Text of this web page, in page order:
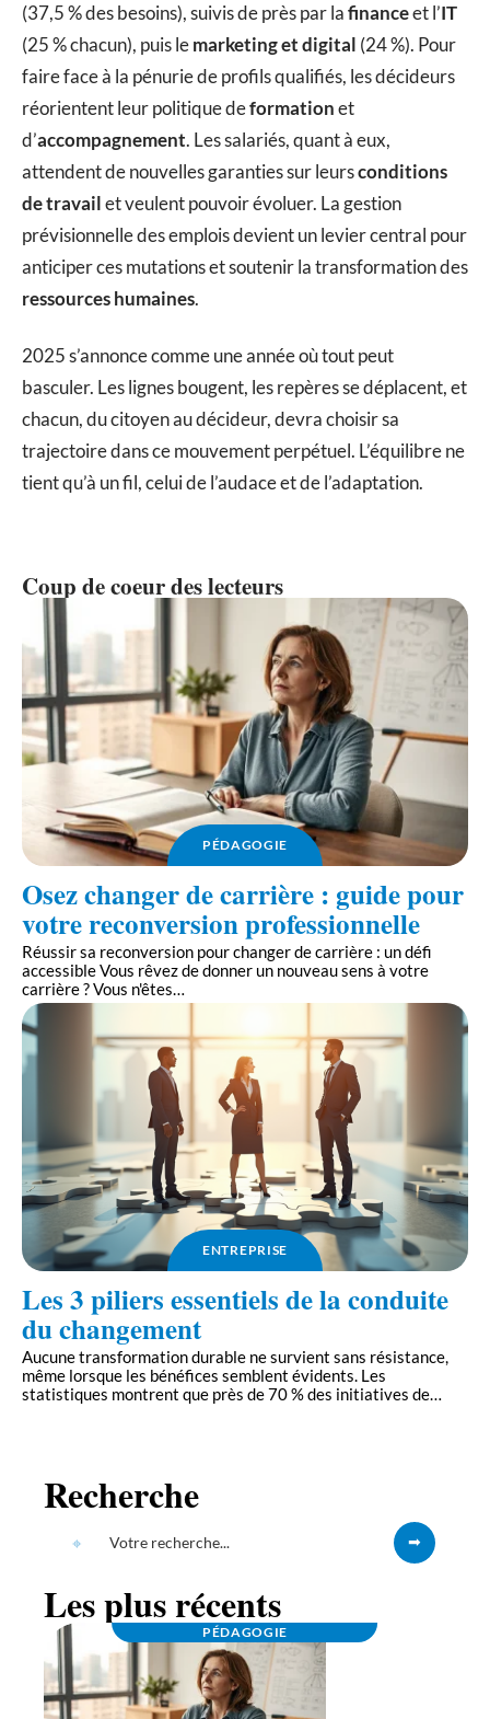
(37,5 % des besoins), suivis de près par lafinanceet l’IT
(25 % chacun), puis lemarketing et digital (24 %). Pour
faire face à la pénurie de profils qualifiés, les décideurs
réorientent leur politique deformationet
d’accompagnement. Les salariés, quant à eux,
attendent de nouvelles garanties sur leursconditions
de travailet veulent pouvoir évoluer. La gestion
prévisionnelle des emplois devient un levier central pour
anticiper ces mutations et soutenir la transformation des
ressources humaines.
2025 s’annonce comme une année où tout peut
basculer. Les lignes bougent, les repères se déplacent, et
chacun, du citoyen au décideur, devra choisir sa
trajectoire dans ce mouvement perpétuel. L’équilibre ne
tient qu’à un fil, celui de l’audace et de l’adaptation.
Coup de coeur des lecteurs
PÉDAGOGIE
Osez changer de carrière : guide pour
votre reconversion professionnelle
Réussir sa reconversion pour changer de carrière : un défi
accessible Vous rêvez de donner un nouveau sens à votre
carrière ? Vous n'êtes…
ENTREPRISE
Les 3 piliers essentiels de la conduite
du changement
Aucune transformation durable ne survient sans résistance,
même lorsque les bénéfices semblent évidents. Les
statistiques montrent que près de 70 % des initiatives de
Recherche
Les plus récents
PÉDAGOGIE